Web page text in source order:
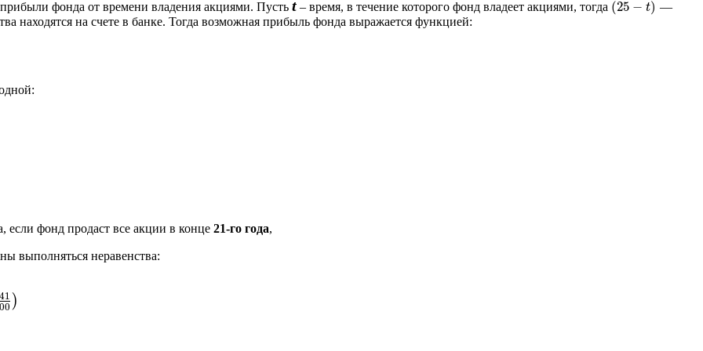
фонда от времени владения акциями. Пусть t – время, в течение которого фонд владеет акциями, тогда (25 − t)
25-t
—
находятся на счете в банке. Тогда возможная прибыль фонда выражается функцией:
если фонд продаст все акции в конце 21-го года,
выполняться неравенства:
)
; 441